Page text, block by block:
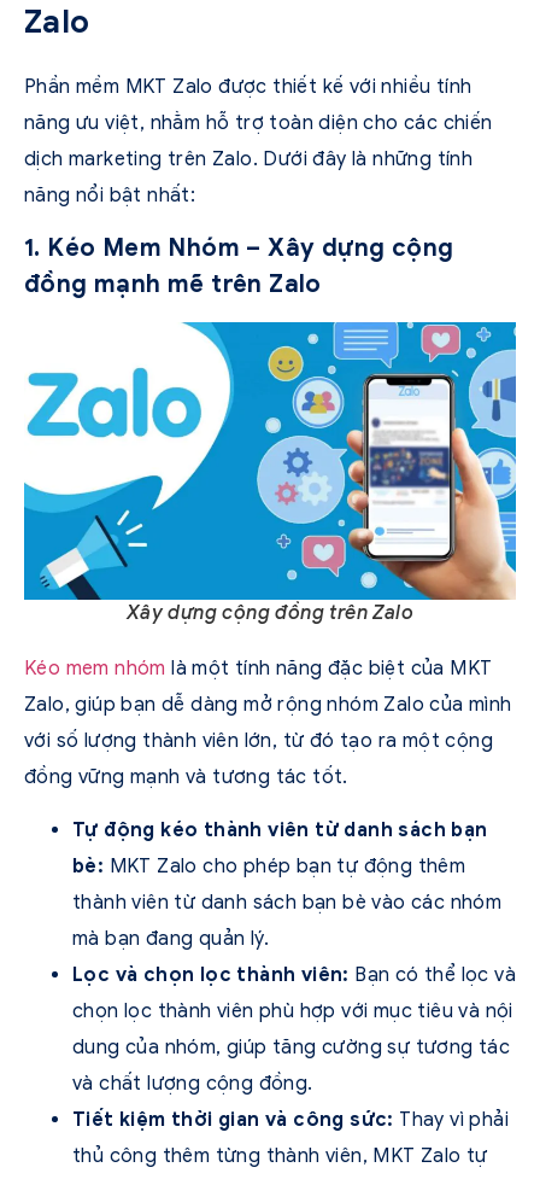
Zalo
Phần mềm MKT Zalo được thiết kế với nhiều tính
năng ưu việt, nhằm hỗ trợ toàn diện cho các chiến
dịch marketing trên Zalo. Dưới đây là những tính
năng nổi bật nhất:
1. Kéo Mem Nhóm – Xây dựng cộng
đồng mạnh mẽ trên Zalo
Xây dựng cộng đồng trên Zalo
Kéo mem nhóm là một tính năng đặc biệt của MKT
Zalo, giúp bạn dễ dàng mở rộng nhóm Zalo của mình
với số lượng thành viên lớn, từ đó tạo ra một cộng
đồng vững mạnh và tương tác tốt.
Tự động kéo thành viên từ danh sách bạn
bè: MKT Zalo cho phép bạn tự động thêm
thành viên từ danh sách bạn bè vào các nhóm
mà bạn đang quản lý.
Lọc và chọn lọc thành viên: Bạn có thể lọc và
chọn lọc thành viên phù hợp với mục tiêu và nội
dung của nhóm, giúp tăng cường sự tương tác
và chất lượng cộng đồng.
Tiết kiệm thời gian và công sức: Thay vì phải
thủ công thêm từng thành viên, MKT Zalo tự